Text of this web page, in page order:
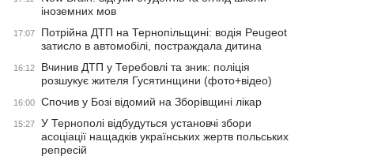
іноземних мов
17:07
Потрійна ДТП на Тернопільщині: водія Peugeot
затисло в автомобілі, постраждала дитина
16:12
Вчинив ДТП у Теребовлі та зник: поліція
розшукує жителя Гусятинщини (фото+відео)
16:00 Спочив у Бозі відомий на Зборівщині лікар
15:27
У Тернополі відбудуться установчі збори
асоціації нащадків українських жертв польських
репресій